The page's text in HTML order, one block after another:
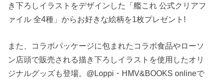
き下ろしイラストをデザインした「艦これ 公式クリアフ
ァイル 全4種」からお好きな絵柄を1枚プレゼント!
また、コラボパッケージに包まれたコラボ食品やローソ
ン店頭で販売される描き下ろしイラストを使用したオリ
ジナルグッズも登場。@Loppi・HMV&BOOKS onlineで